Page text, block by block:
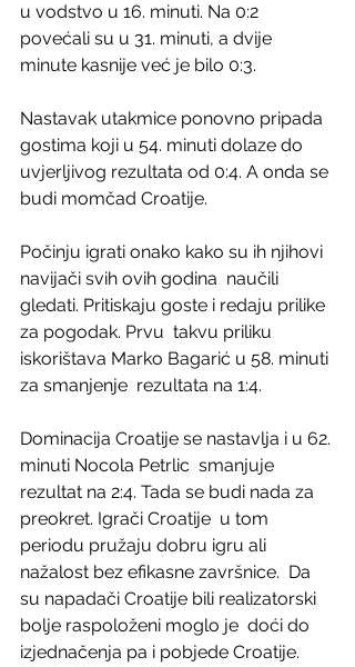
u vodstvo u 16. minuti. Na 0:2
povećali su u 31. minuti, a dvije
minute kasnije već je bilo 0:3.
Nastavak utakmice ponovno pripada
gostima koji u 54. minuti dolaze do
uvjerljivog rezultata od 0:4. A onda se
budi momčad Croatije.
Počinju igrati onako kako su ih njihovi
navijači svih ovih godina  naučili
gledati. Pritiskaju goste i redaju prilike
za pogodak. Prvu  takvu priliku
iskorištava Marko Bagarić u 58. minuti
za smanjenje  rezultata na 1:4.
Dominacija Croatije se nastavlja i u 62.
minuti Nocola Petrlic  smanjuje
rezultat na 2:4. Tada se budi nada za
preokret. Igrači Croatije  u tom
periodu pružaju dobru igru ali
nažalost bez efikasne završnice.  Da
su napadači Croatije bili realizatorski
bolje raspoloženi moglo je  doći do
izjednačenja pa i pobjede Croatije.